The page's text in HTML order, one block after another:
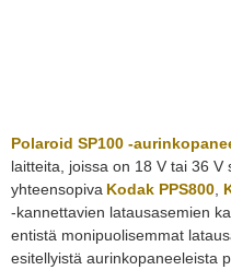
Polaroid SP100 -
laitteita, joissa on 18 V tai 36 V
yhteensopiva Kodak PPS800
-kannettavien latausasemien
entistä monipuolisemmat
esitellyistä aurinkopaneeleista